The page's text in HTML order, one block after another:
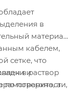
в
материал
кабелем,
сетке, что
и
по поверхности,
в раствор
а